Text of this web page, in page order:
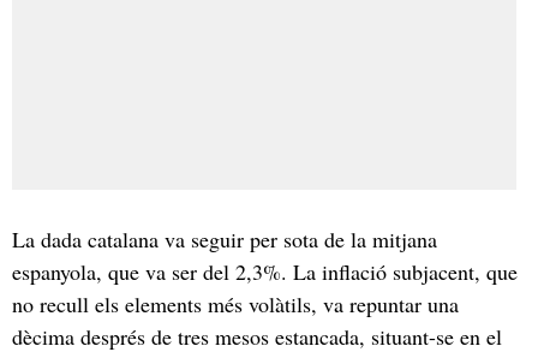
La dada catalana va seguir per sota de la mitjana
espanyola, que va ser del 2,3%. La inflació subjacent, que
no recull els elements més volàtils, va repuntar una
dècima després de tres mesos estancada, situant-se en el